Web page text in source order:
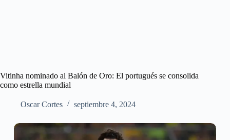
Vitinha nominado al Balón de Oro: El portugués se consolida
como estrella mundial
Oscar Cortes septiembre 4, 2024